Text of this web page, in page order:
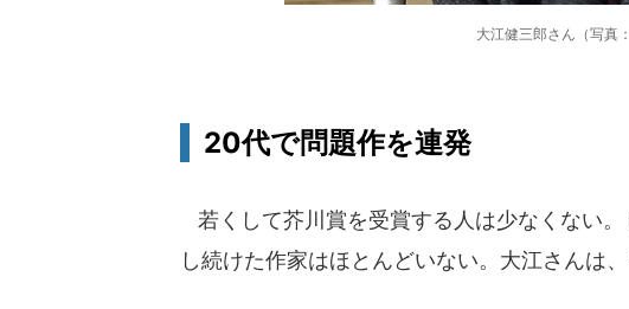
大江健三郎さん（写真
20代で問題作を連発
若くして芥川賞を受賞する人は少なくない
し続けた作家はほとんどいない。大江さんは